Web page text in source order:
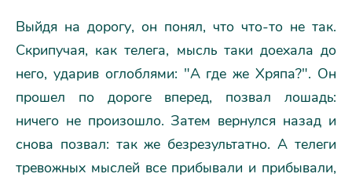
Выйдя на дорогу, он понял, что что-то не так.
Скрипучая, как телега, мысль таки доехала до
него, ударив оглоблями: "А где же Хряпа?". Он
прошел по дороге вперед, позвал лошадь:
ничего не произошло. Затем вернулся назад и
снова позвал: так же безрезультатно. А телеги
тревожных мыслей все прибывали и прибывали,